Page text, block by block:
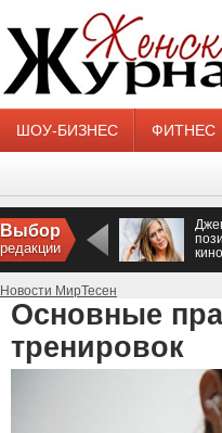
ШОУ-БИЗНЕС ФИТНЕС
Выбор
редакции
Новости МирТесен
Основные
тренировок